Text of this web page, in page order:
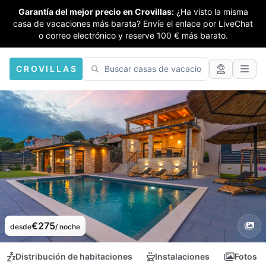
Garantía del mejor precio en Crovillas: ¿Ha visto la misma
casa de vacaciones más barata? Envíe el enlace por LiveChat
o correo electrónico y reserve 100 € más barato.
CROVILLAS
desde€275/ noche
Distribución de habitaciones Instalaciones Fotos